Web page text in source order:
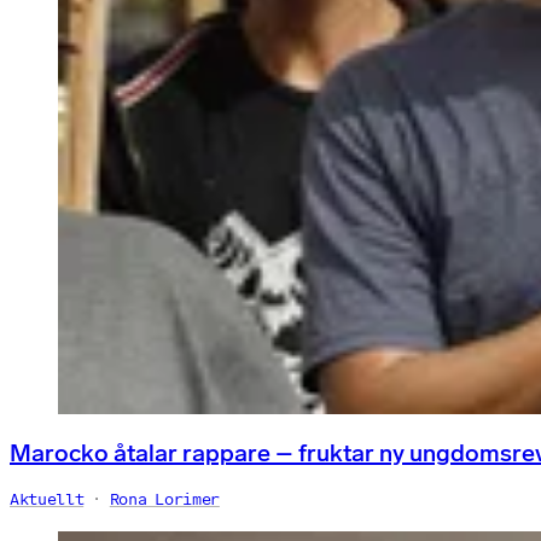
Marocko åtalar rappare – fruktar ny
Aktuellt Rona Lorimer